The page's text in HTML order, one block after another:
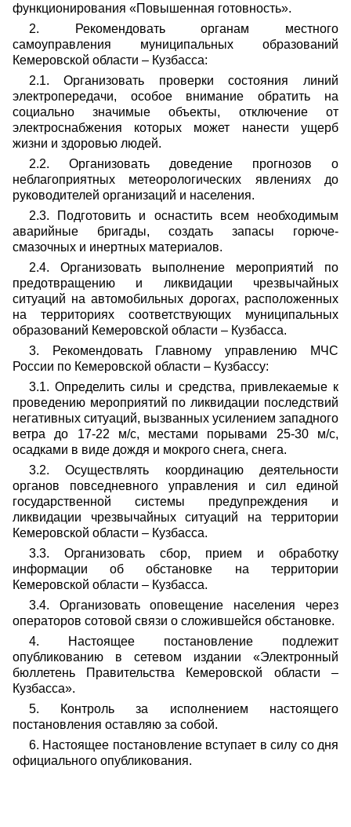
функционирования «Повышенная готовность».
2. Рекомендовать органам местного
самоуправления муниципальных образований
Кемеровской области – Кузбасса:
2.1. Организовать проверки состояния линий
электропередачи, особое внимание обратить на
социально значимые объекты, отключение от
электроснабжения которых может нанести ущерб
жизни и здоровью людей.
2.2. Организовать доведение прогнозов о
неблагоприятных метеорологических явлениях до
руководителей организаций и населения.
2.3. Подготовить и оснастить всем необходимым
аварийные бригады, создать запасы горюче-
смазочных и инертных материалов.
2.4. Организовать выполнение мероприятий по
предотвращению и ликвидации чрезвычайных
ситуаций на автомобильных дорогах, расположенных
на территориях соответствующих муниципальных
образований Кемеровской области – Кузбасса.
3. Рекомендовать Главному управлению МЧС
России по Кемеровской области – Кузбассу:
3.1. Определить силы и средства, привлекаемые к
проведению мероприятий по ликвидации последствий
негативных ситуаций, вызванных усилением западного
ветра до 17-22 м/с, местами порывами 25-30 м/с,
осадками в виде дождя и мокрого снега, снега.
3.2. Осуществлять координацию деятельности
органов повседневного управления и сил единой
государственной системы предупреждения и
ликвидации чрезвычайных ситуаций на территории
Кемеровской области – Кузбасса.
3.3. Организовать сбор, прием и обработку
информации об обстановке на территории
Кемеровской области – Кузбасса.
3.4. Организовать оповещение населения через
операторов сотовой связи о сложившейся обстановке.
4. Настоящее постановление подлежит
опубликованию в сетевом издании «Электронный
бюллетень Правительства Кемеровской области –
Кузбасса».
5. Контроль за исполнением настоящего
постановления оставляю за собой.
6. Настоящее постановление вступает в силу со дня
официального опубликования.